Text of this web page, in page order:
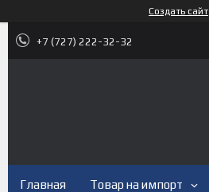
Создать сайт
+7 (727) 222-32-32
Главная Товар на импорт